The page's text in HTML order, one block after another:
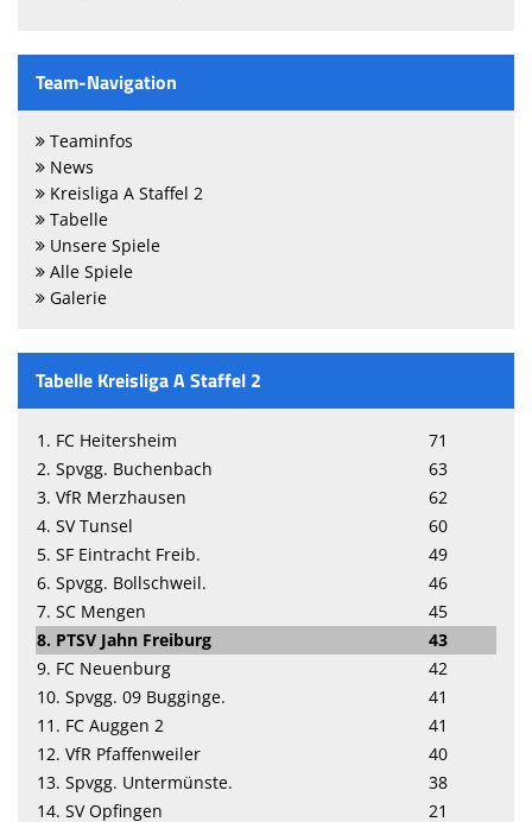
Team-Navigation
Teaminfos
News
Kreisliga A Staffel 2
Tabelle
Unsere Spiele
Alle Spiele
Galerie
Tabelle Kreisliga A Staffel 2
1. FC Heitersheim
71
2. Spvgg. Buchenbach
63
3. VfR Merzhausen
62
4. SV Tunsel
60
5. SF Eintracht Freib.
49
6. Spvgg. Bollschweil.
46
7. SC Mengen
45
8. PTSV Jahn Freiburg
43
9. FC Neuenburg
42
10. Spvgg. 09 Bugginge.
41
11. FC Auggen 2
41
12. VfR Pfaffenweiler
40
13. Spvgg. Untermünste.
38
14. SV Opfingen
21